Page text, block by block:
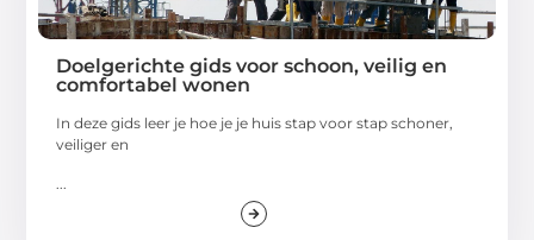
Doelgerichte gids voor schoon, veilig en
comfortabel wonen
In deze gids leer je hoe je je huis stap voor stap schoner,
veiliger en